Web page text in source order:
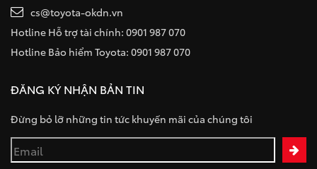
cs@toyota-okdn.vn
Hotline Hỗ trợ tài chính: 0901 987 070
Hotline Bảo hiểm Toyota: 0901 987 070
ĐĂNG KÝ NHẬN BẢN TIN
Đừng bỏ lỡ những tin tức khuyến mãi của chúng tôi